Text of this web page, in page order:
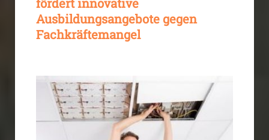
Ausbildungsangebote gegen
Fachkräftemangel